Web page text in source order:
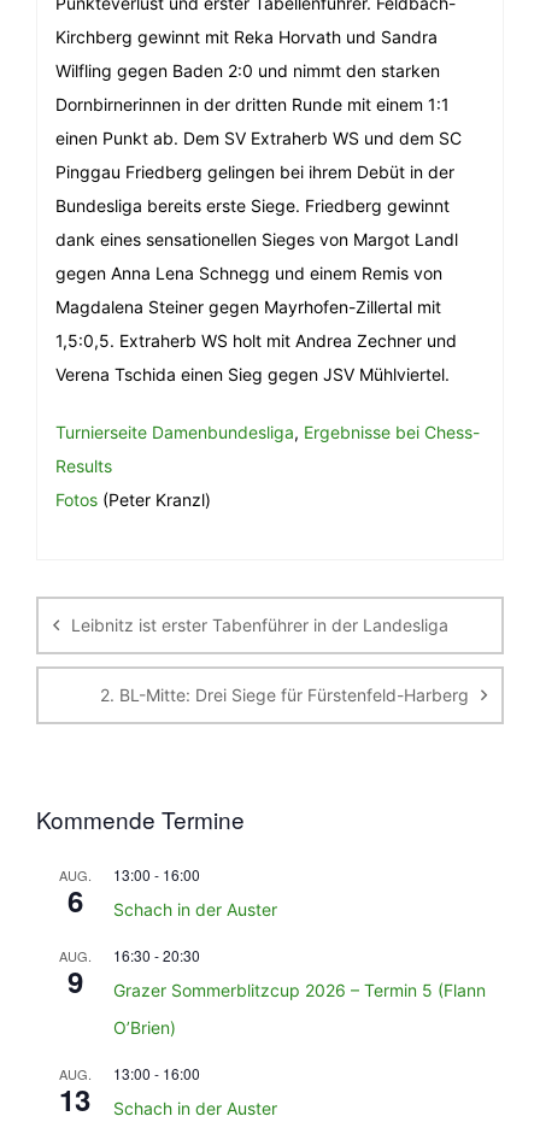
Kirchberg gewinnt mit Reka Horvath und Sandra
Wilfling gegen Baden 2:0 und nimmt den starken
Dornbirnerinnen in der dritten Runde mit einem 1:1
einen Punkt ab. Dem SV Extraherb WS und dem SC
Pinggau Friedberg gelingen bei ihrem Debüt in der
Bundesliga bereits erste Siege. Friedberg gewinnt
dank eines sensationellen Sieges von Margot Landl
gegen Anna Lena Schnegg und einem Remis von
Magdalena Steiner gegen Mayrhofen-Zillertal mit
1,5:0,5. Extraherb WS holt mit Andrea Zechner und
Verena Tschida einen Sieg gegen JSV Mühlviertel.
Turnierseite Damenbundesliga, Ergebnisse bei Chess-
Results
Fotos (Peter Kranzl)
Leibnitz ist erster Tabenführer in der Landesliga
2. BL-Mitte: Drei Siege für Fürstenfeld-Harberg
Kommende Termine
AUG.
6
13:00 - 16:00
Schach in der Auster
AUG.
9
16:30 -20:30
Grazer Sommerblitzcup 2026 – Termin 5 (Flann
O’Brien)
AUG.
13
13:00 - 16:00
Schach in der Auster